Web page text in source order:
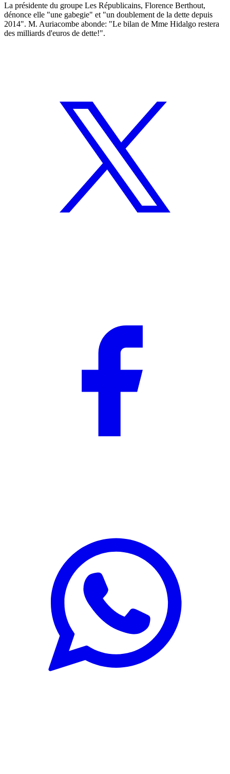
La présidente du groupe Les Républicains, Florence Berthout,
dénonce elle "une gabegie" et "un doublement de la dette depuis
2014". M. Auriacombe abonde: "Le bilan de Mme Hidalgo restera
des milliards d'euros de dette!".